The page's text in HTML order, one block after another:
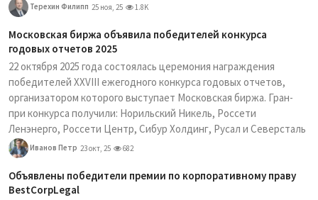
Терехин Филипп 25 ноя, 25 1.8K
Московская биржа объявила победителей конкурса
годовых отчетов 2025
22 октября 2025 года состоялась церемония награждения
победителей XXVIII ежегодного конкурса годовых отчетов,
организатором которого выступает Московская биржа. Гран-
при конкурса получили: Норильский Никель, Россети
Ленэнерго, Россети Центр, Сибур Холдинг, Русал и Северсталь
Иванов Петр 23 окт, 25 682
Объявлены победители премии по корпоративному праву
BestCorpLegal